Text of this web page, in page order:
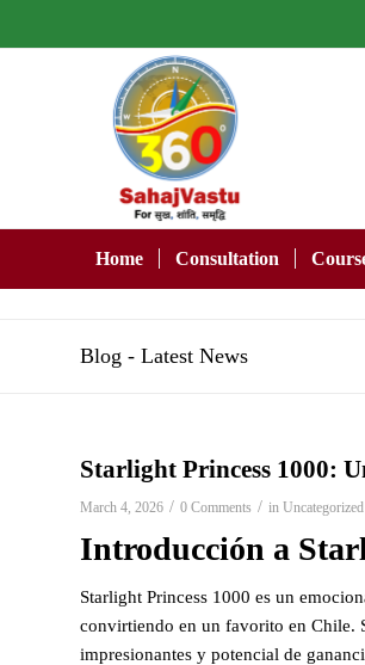
Home Consultation
Blog - Latest News
Starlight Princess 1000:
March 4, 2026 / 0 Comments / in Uncategorized
Introducción a
Starlight Princess 1000 es un
convirtiendo en un favorito en Chile.
impresionantes y potencial de